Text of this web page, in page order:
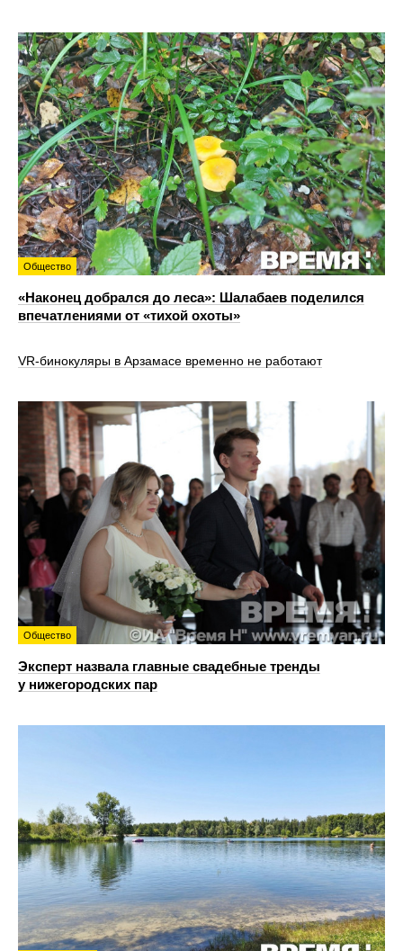
Общество
«Наконец добрался до леса»: Шалабаев поделился
впечатлениями от «тихой охоты»
VR‑бинокуляры в Арзамасе временно не работают
Общество
Эксперт назвала главные свадебные тренды
у нижегородских пар